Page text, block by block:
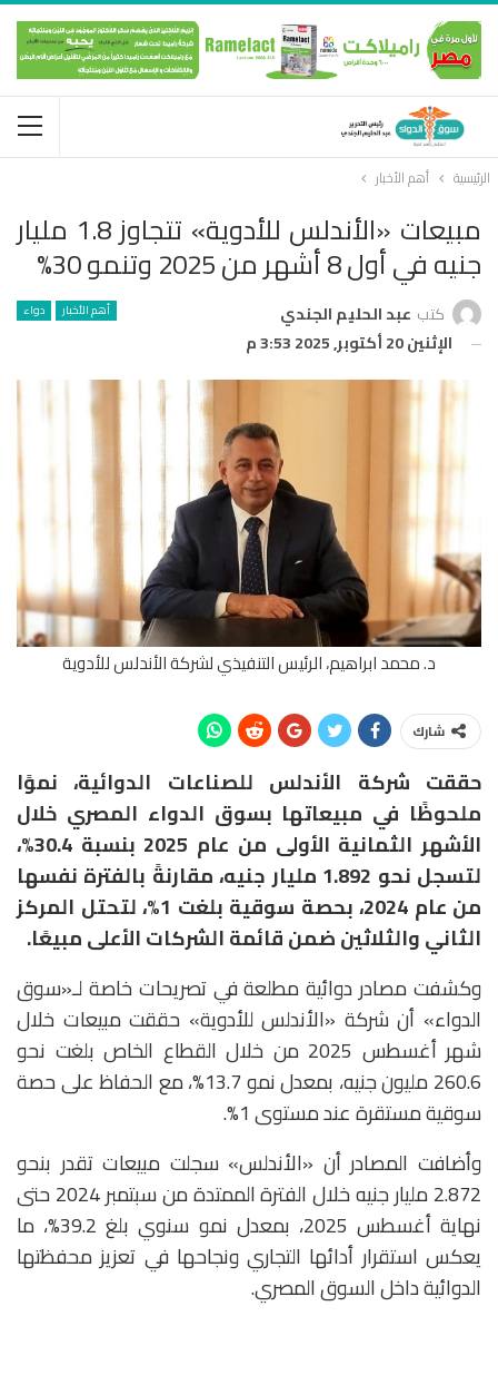
الرئيسية أهم الأخبار
مبيعات «الأندلس للأدوية» تتجاوز 1.8 مليار
جنيه في أول 8 أشهر من 2025 وتنمو 30%
أهم الأخبار دواء كتب عبد الحليم الجندي
الإثنين 20 أكتوبر, 2025 3:53 م
د. محمد ابراهيم، الرئيس التنفيذي لشركة الأندلس للأدوية
شارك
حققت شركة الأندلس للصناعات الدوائية، نموًا
ملحوظًا في مبيعاتها بسوق الدواء المصري خلال
الأشهر الثمانية الأولى من عام 2025 بنسبة 30.4%،
لتسجل نحو 1.892 مليار جنيه، مقارنةً بالفترة نفسها
من عام 2024، بحصة سوقية بلغت 1%، لتحتل المركز
الثاني والثلاثين ضمن قائمة الشركات الأعلى مبيعًا.
وكشفت مصادر دوائية مطلعة في تصريحات خاصة لـ«سوق
الدواء» أن شركة «الأندلس للأدوية» حققت مبيعات خلال
شهر أغسطس 2025 من خلال القطاع الخاص بلغت نحو
260.6 مليون جنيه، بمعدل نمو 13.7%، مع الحفاظ على حصة
سوقية مستقرة عند مستوى 1%.
وأضافت المصادر أن «الأندلس» سجلت مبيعات تقدر بنحو
2.872 مليار جنيه خلال الفترة الممتدة من سبتمبر 2024 حتى
نهاية أغسطس 2025، بمعدل نمو سنوي بلغ 39.2%، ما
يعكس استقرار أدائها التجاري ونجاحها في تعزيز محفظتها
الدوائية داخل السوق المصري.